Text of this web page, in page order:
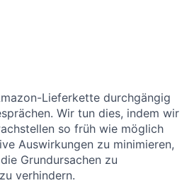
Lieferkette durchgängig
Wir tun dies, indem wir
so früh wie möglich
Auswirkungen zu minimieren,
Grundursachen zu
verhindern.